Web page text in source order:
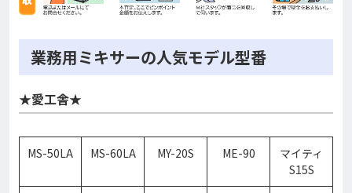
業務用ミキサーの人気モデル型番
★愛工舎★
MS-50LA MS-60LA MY-20S ME-90
マイティ
S15S